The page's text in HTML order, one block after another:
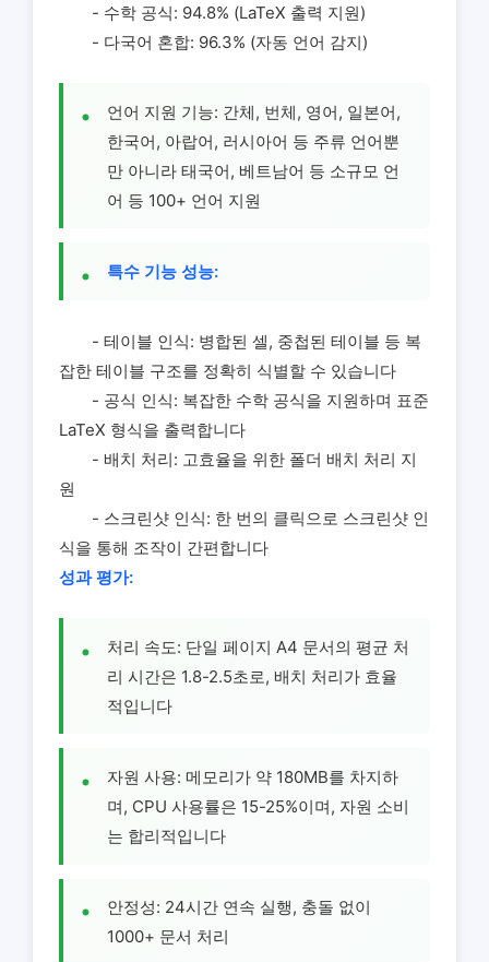
- 수학 공식: 94.8% (LaTeX 출력 지원)
- 다국어 혼합: 96.3% (자동 언어 감지)
언어 지원 기능: 간체, 번체, 영어, 일본어,
한국어, 아랍어, 러시아어 등 주류 언어뿐
만 아니라 태국어, 베트남어 등 소규모 언
어 등 100+ 언어 지원
특수 기능 성능:
- 테이블 인식: 병합된 셀, 중첩된 테이블 등 복
잡한 테이블 구조를 정확히 식별할 수 있습니다
- 공식 인식: 복잡한 수학 공식을 지원하며 표준
LaTeX 형식을 출력합니다
- 배치 처리: 고효율을 위한 폴더 배치 처리 지
원
- 스크린샷 인식: 한 번의 클릭으로 스크린샷 인
식을 통해 조작이 간편합니다
성과 평가:
처리 속도: 단일 페이지 A4 문서의 평균 처
리 시간은 1.8-2.5초로, 배치 처리가 효율
적입니다
자원 사용: 메모리가 약 180MB를 차지하
며, CPU 사용률은 15-25%이며, 자원 소비
는 합리적입니다
안정성: 24시간 연속 실행, 충돌 없이
1000+ 문서 처리